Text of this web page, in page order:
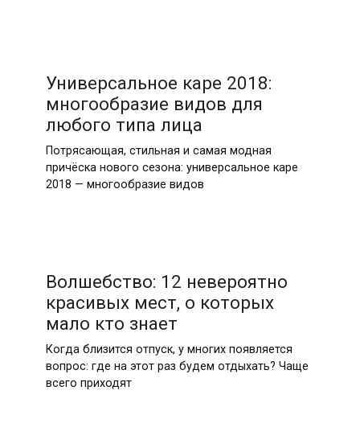
Универсальное каре 2018:
многообразие видов для
любого типа лица
Потрясающая, стильная и самая модная
причёска нового сезона: универсальное каре
2018 — многообразие видов
Волшебство: 12 невероятно
красивых мест, о которых
мало кто знает
Когда близится отпуск, у многих появляется
вопрос: где на этот раз будем отдыхать? Чаще
всего приходят